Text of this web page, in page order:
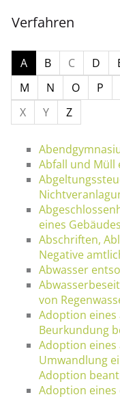
Verfahren
A B C D
M
N O P
X
Y Z
Abfall und Müll
eines
Abschriften,
Negative
Abwasser
von
Adoption eines
Beurkundung
Adoption eines
Umwandlung
Adoption
Adoption eines